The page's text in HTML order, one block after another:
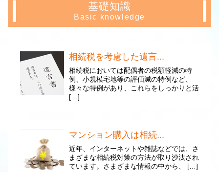
基礎知識
Basic knowledge
相続税を考慮した遺言...
相続税においては配偶者の税額軽減の特
例、小規模宅地等の評価減の特例など、
様々な特例があり、これらをしっかりと活
[…]
マンション購入は相続...
近年、インターネットや雑誌などでは、さ
まざまな相続税対策の方法が取り沙汰され
ています。さまざまな情報の中から、 […]